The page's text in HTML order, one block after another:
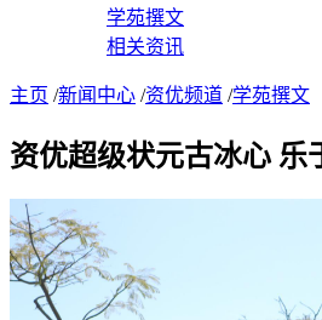
学苑撰文
相关资讯
主页 /新闻中心 /资优频道 /学苑撰文
资优超级状元古冰心 乐